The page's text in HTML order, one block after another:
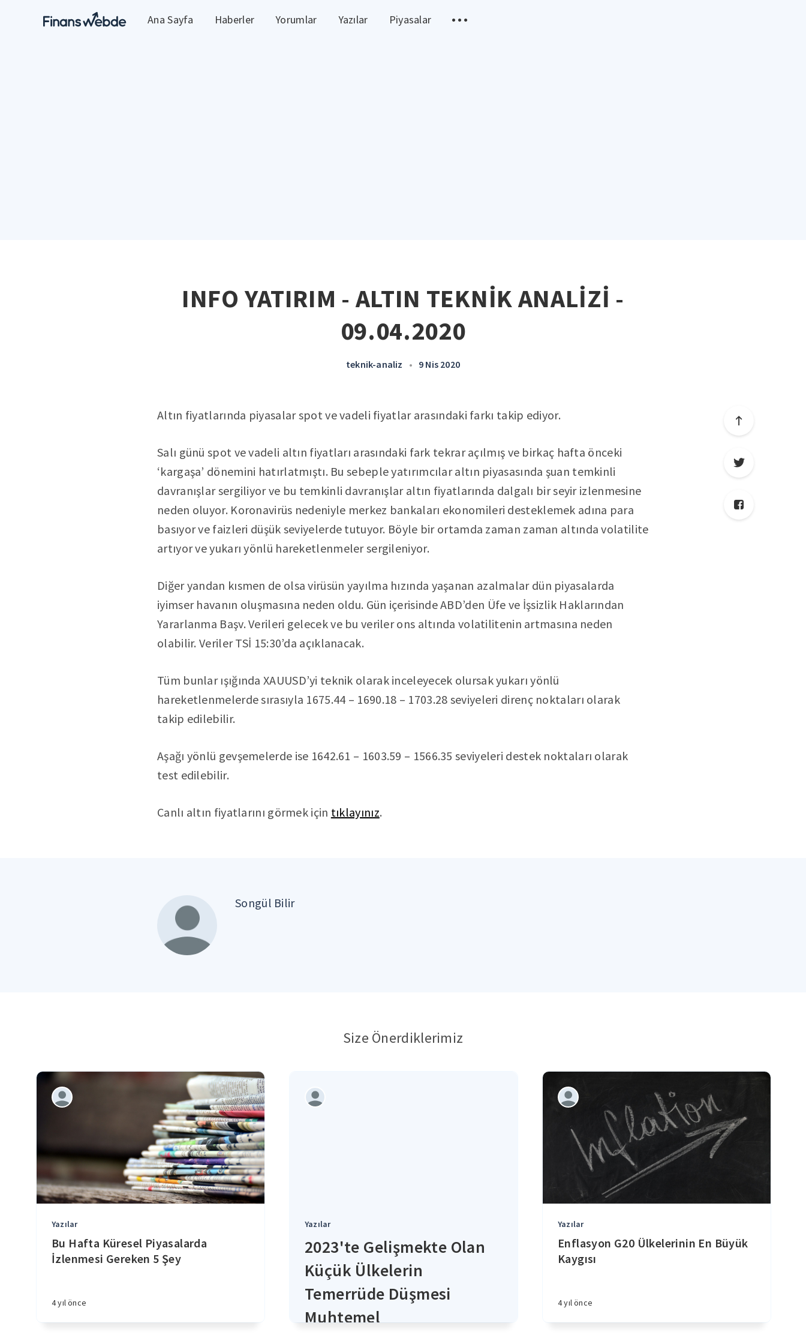
Ana Sayfa Haberler Yorumlar Yazılar Piyasalar
INFO YATIRIM - ALTIN TEKNİK ANALİZİ -
09.04.2020
teknik-analiz • 9 Nis 2020
Altın fiyatlarında piyasalar spot ve vadeli fiyatlar arasındaki farkı takip ediyor.
Salı günü spot ve vadeli altın fiyatları arasındaki fark tekrar açılmış ve birkaç hafta önceki
‘kargaşa’ dönemini hatırlatmıştı. Bu sebeple yatırımcılar altın piyasasında şuan temkinli
davranışlar sergiliyor ve bu temkinli davranışlar altın fiyatlarında dalgalı bir seyir izlenmesine
neden oluyor. Koronavirüs nedeniyle merkez bankaları ekonomileri desteklemek adına para
basıyor ve faizleri düşük seviyelerde tutuyor. Böyle bir ortamda zaman zaman altında volatilite
artıyor ve yukarı yönlü hareketlenmeler sergileniyor.
Diğer yandan kısmen de olsa virüsün yayılma hızında yaşanan azalmalar dün piyasalarda
iyimser havanın oluşmasına neden oldu. Gün içerisinde ABD’den Üfe ve İşsizlik Haklarından
Yararlanma Başv. Verileri gelecek ve bu veriler ons altında volatilitenin artmasına neden
olabilir. Veriler TSİ 15:30’da açıklanacak.
Tüm bunlar ışığında XAUUSD’yi teknik olarak inceleyecek olursak yukarı yönlü
hareketlenmelerde sırasıyla 1675.44 – 1690.18 – 1703.28 seviyeleri direnç noktaları olarak
takip edilebilir.
Aşağı yönlü gevşemelerde ise 1642.61 – 1603.59 – 1566.35 seviyeleri destek noktaları olarak
test edilebilir.
Canlı altın fiyatlarını görmek için tıklayınız.
Songül Bilir
Size Önerdiklerimiz
Yazılar
Bu Hafta Küresel Piyasalarda
İzlenmesi Gereken 5 Şey
4 yıl önce
Yazılar
2023'te Gelişmekte Olan
Küçük Ülkelerin
Temerrüde Düşmesi
Muhtemel
Yazılar
Enflasyon G20 Ülkelerinin En Büyük
Kaygısı
4 yıl önce